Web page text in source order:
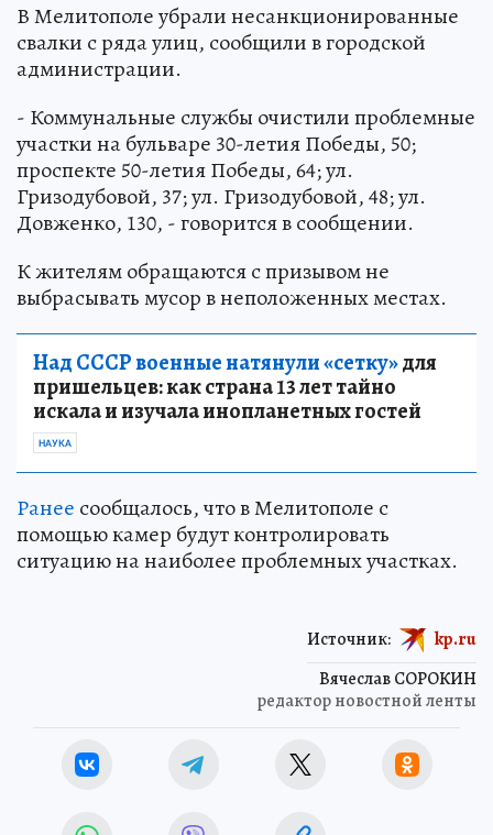
В Мелитополе убрали несанкционированные
свалки с ряда улиц, сообщили в городской
администрации.
- Коммунальные службы очистили проблемные
участки на бульваре 30-летия Победы, 50;
проспекте 50-летия Победы, 64; ул.
Гризодубовой, 37; ул. Гризодубовой, 48; ул.
Довженко, 130, - говорится в сообщении.
К жителям обращаются с призывом не
выбрасывать мусор в неположенных местах.
Над СССР военные натянули «сетку»для
пришельцев: как страна 13 лет тайно
искала и изучала инопланетных гостей
НАУКА
Ранее сообщалось, что в Мелитополе с
помощью камер будут контролировать
ситуацию на наиболее проблемных участках.
Вячеслав СОРОКИН
редактор новостной ленты
Источник: kp.ru